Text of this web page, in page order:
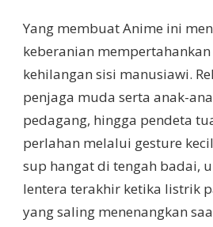
Yang membuat Anime ini
keberanian
kehilangan sisi manusiawi.
penjaga muda serta anak-
pedagang, hingga pendeta
perlahan melalui gesture
sup hangat di tengah badai,
lentera terakhir ketika listrik
yang saling menenangkan